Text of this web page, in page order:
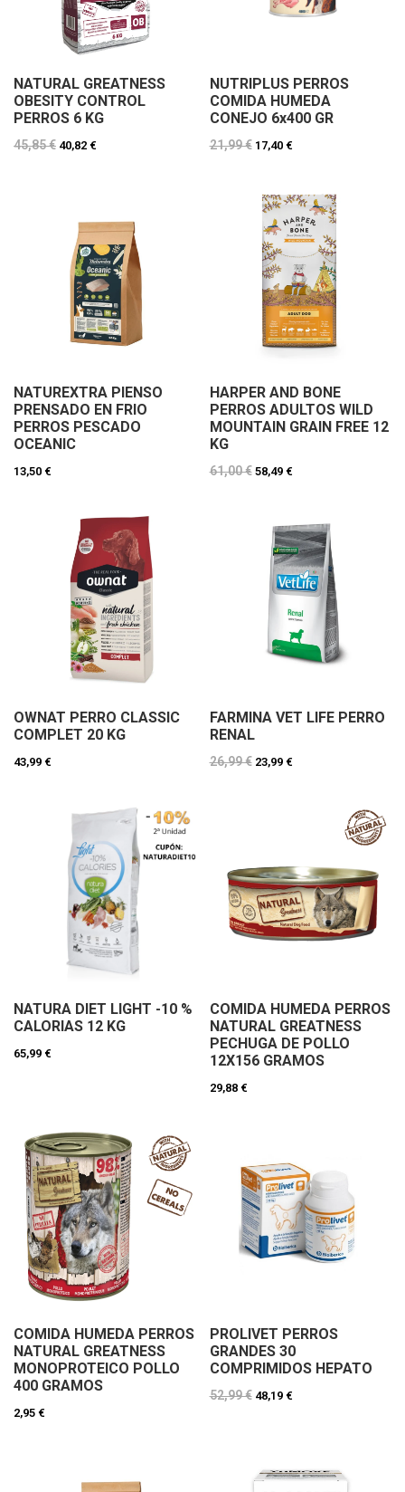
NATURAL GREATNESS
OBESITY CONTROL
PERROS 6 KG
45,85 € 40,82 €
NUTRIPLUS PERROS
COMIDA HUMEDA
CONEJO 6x400 GR
21,99 € 17,40 €
NATUREXTRA PIENSO
PRENSADO EN FRIO
PERROS PESCADO
OCEANIC
13,50 €
HARPER AND BONE
PERROS ADULTOS WILD
MOUNTAIN GRAIN FREE 12
KG
61,00 € 58,49 €
OWNAT PERRO CLASSIC
COMPLET 20 KG
43,99 €
FARMINA VET LIFE PERRO
RENAL
26,99 € 23,99 €
NATURA DIET LIGHT -10 %
CALORIAS 12 KG
65,99 €
COMIDA HUMEDA PERROS
NATURAL GREATNESS
PECHUGA DE POLLO
12X156 GRAMOS
29,88 €
COMIDA HUMEDA PERROS
NATURAL GREATNESS
MONOPROTEICO POLLO
400 GRAMOS
2,95 €
PROLIVET PERROS
GRANDES 30
COMPRIMIDOS HEPATO
52,99 € 48,19 €